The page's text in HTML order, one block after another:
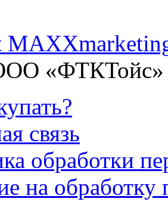
«ФТКТойс»
связь
обработки
на